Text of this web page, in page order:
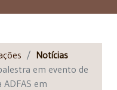
Notícias
em evento de
em